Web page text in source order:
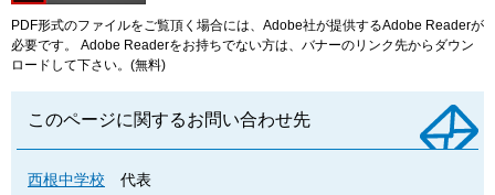
PDF形式のファイルをご覧頂く場合には、Adobe社が提供するAdobe Readerが
必要です。
Adobe Readerをお持ちでない方は、バナーのリンク先からダウン
ロードして下さい。(無料)
このページに関するお問い合わせ先
西根中学校
代表